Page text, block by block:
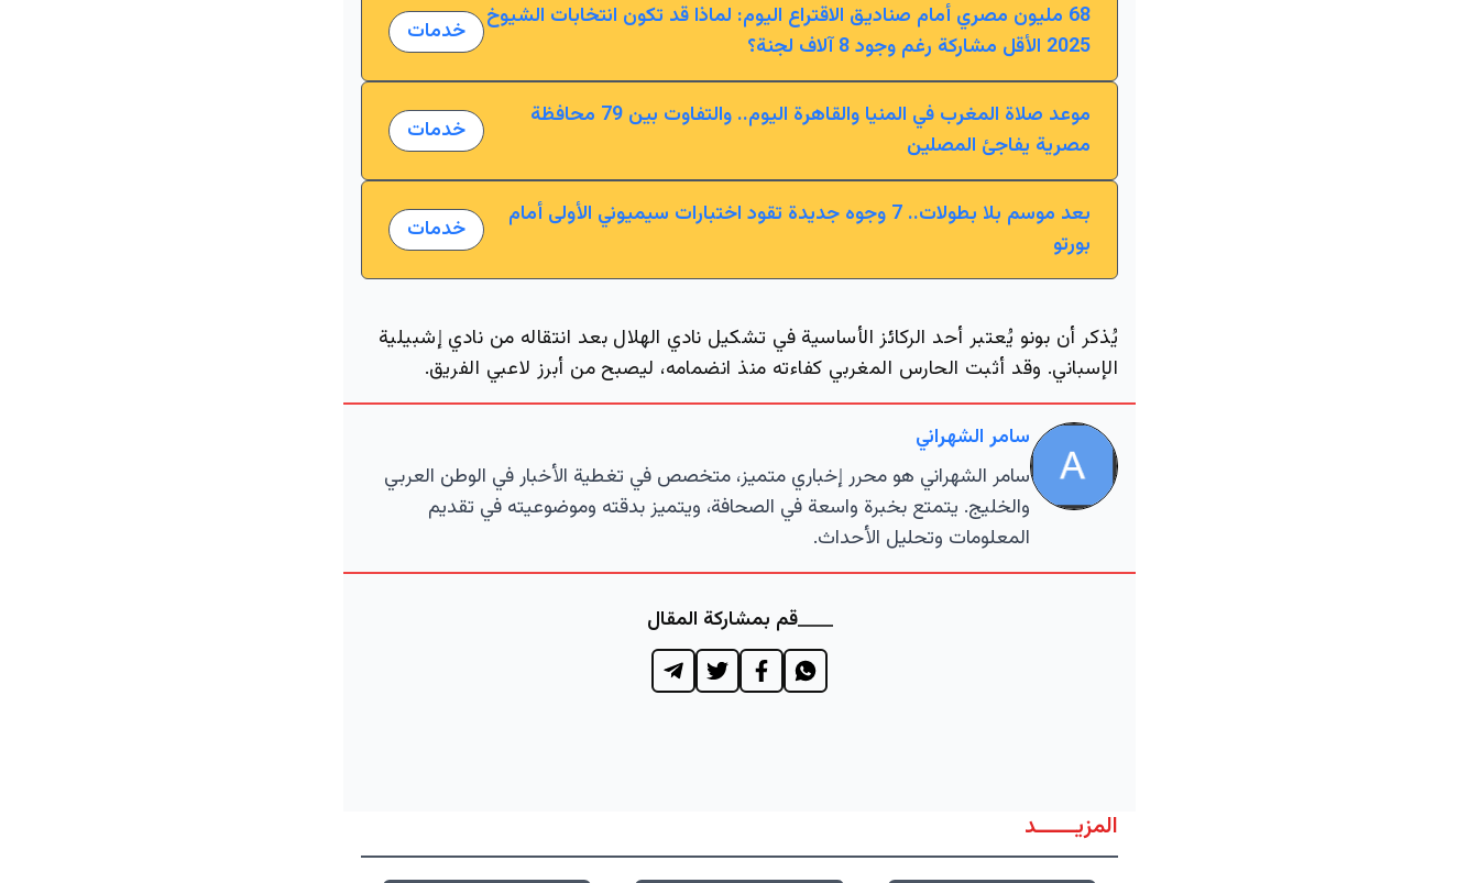
68 مليون مصري أمام صناديق الاقتراع اليوم: لماذا قد تكون انتخابات الشيوخ
2025 الأقل مشاركة رغم وجود 8 آلاف لجنة؟
خدمات
موعد صلاة المغرب في المنيا والقاهرة اليوم.. والتفاوت بين 79 محافظة
مصرية يفاجئ المصلين
خدمات
بعد موسم بلا بطولات.. 7 وجوه جديدة تقود اختبارات سيميوني الأولى أمام
بورتو
خدمات
يُذكر أن بونو يُعتبر أحد الركائز الأساسية في تشكيل نادي الهلال بعد انتقاله من نادي إشبيلية
الإسباني. وقد أثبت الحارس المغربي كفاءته منذ انضمامه، ليصبح من أبرز لاعبي الفريق.
سامر الشهراني
سامر الشهراني هو محرر إخباري متميز، متخصص في تغطية الأخبار في الوطن العربي
والخليج. يتمتع بخبرة واسعة في الصحافة، ويتميز بدقته وموضوعيته في تقديم
المعلومات وتحليل الأحداث.
قم بمشاركة المقال
المزيــــــد